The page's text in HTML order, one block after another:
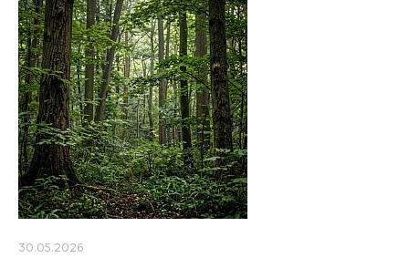
30.05.2026